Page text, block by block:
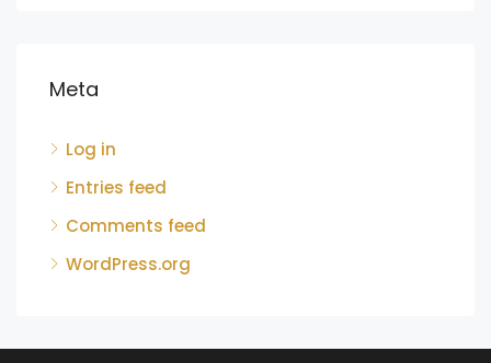
Meta
Log in
Entries feed
Comments feed
WordPress.org